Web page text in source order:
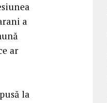
a
ar
la